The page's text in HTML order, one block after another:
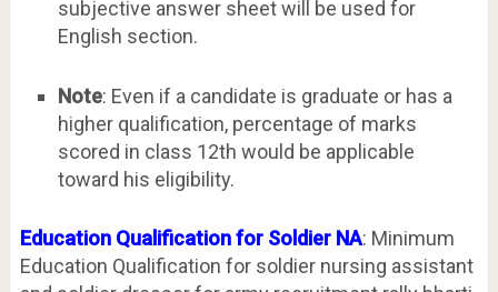
subjective answer sheet will be used for
English section.
Note: Even if a candidate is graduate or has a
higher qualification, percentage of marks
scored in class 12th would be applicable
toward his eligibility.
Education Qualification for Soldier NA: Minimum
Education Qualification for soldier nursing assistant